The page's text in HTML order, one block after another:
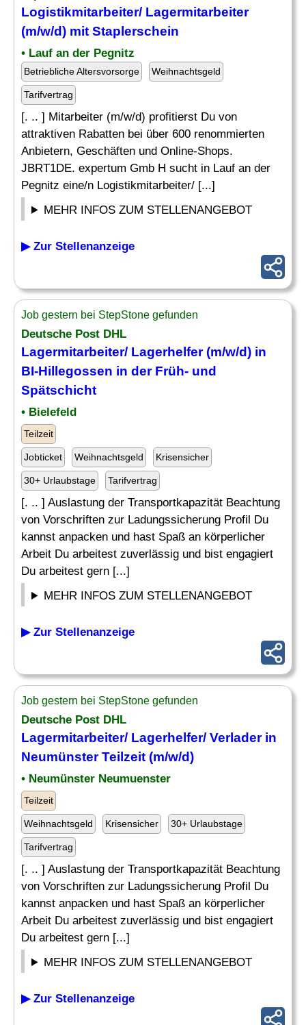
Logistikmitarbeiter/ Lagermitarbeiter
(m/w/d) mit Staplerschein
• Lauf an der Pegnitz
Betriebliche Altersvorsorge Weihnachtsgeld
Tarifvertrag
[. .. ] Mitarbeiter (m/w/d) profitierst Du von
attraktiven Rabatten bei über 600 renommierten
Anbietern, Geschäften und Online-Shops.
JBRT1DE. expertum Gmb H sucht in Lauf an der
Pegnitz eine/n Logistikmitarbeiter/ [...]
MEHR INFOS ZUM STELLENANGEBOT
▶ Zur Stellenanzeige
Job gestern bei StepStone gefunden
Deutsche Post DHL
Lagermitarbeiter/ Lagerhelfer (m/w/d) in
BI-Hillegossen in der Früh- und
Spätschicht
• Bielefeld
Teilzeit
Jobticket Weihnachtsgeld Krisensicher
30+ Urlaubstage Tarifvertrag
[. .. ] Auslastung der Transportkapazität Beachtung
von Vorschriften zur Ladungssicherung Profil Du
kannst anpacken und hast Spaß an körperlicher
Arbeit Du arbeitest zuverlässig und bist engagiert
Du arbeitest gern [...]
MEHR INFOS ZUM STELLENANGEBOT
▶ Zur Stellenanzeige
Job gestern bei StepStone gefunden
Deutsche Post DHL
Lagermitarbeiter/ Lagerhelfer/ Verlader in
Neumünster Teilzeit (m/w/d)
• Neumünster Neumuenster
Teilzeit
Weihnachtsgeld Krisensicher 30+ Urlaubstage
Tarifvertrag
[. .. ] Auslastung der Transportkapazität Beachtung
von Vorschriften zur Ladungssicherung Profil Du
kannst anpacken und hast Spaß an körperlicher
Arbeit Du arbeitest zuverlässig und bist engagiert
Du arbeitest gern [...]
MEHR INFOS ZUM STELLENANGEBOT
▶ Zur Stellenanzeige